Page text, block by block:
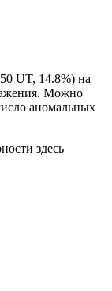
UT, 14.8%) на
Можно
аномальных
здесь